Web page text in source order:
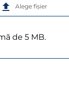
Alege fișier
de 5 MB.